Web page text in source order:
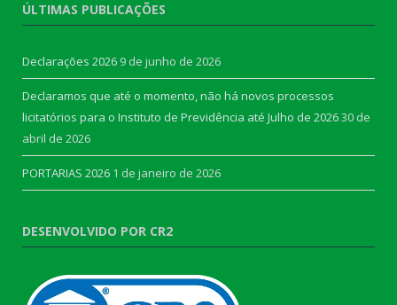
ÚLTIMAS PUBLICAÇÕES
Declarações 2026 9 de junho de 2026
Declaramos que até o momento, não há novos processos
licitatórios para o Instituto de Previdência até Julho de 202630 de
abril de 2026
PORTARIAS 2026 1 de janeiro de 2026
DESENVOLVIDO POR CR2